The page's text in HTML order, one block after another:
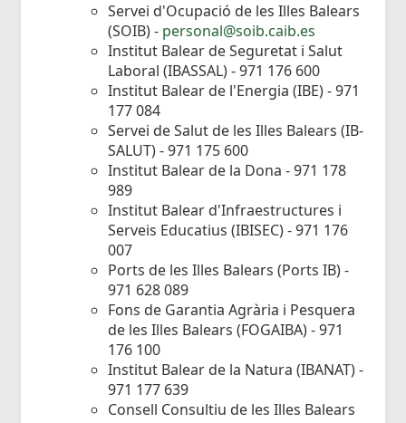
Servei d'Ocupació de les Illes Balears
(SOIB) - personal@soib.caib.es
Institut Balear de Seguretat i Salut
Laboral (IBASSAL) - 971 176 600
Institut Balear de l'Energia (IBE) - 971
177 084
Servei de Salut de les Illes Balears (IB-
SALUT) - 971 175 600
Institut Balear de la Dona - 971 178
989
Institut Balear d'Infraestructures i
Serveis Educatius (IBISEC) - 971 176
007
Ports de les Illes Balears (Ports IB) -
971 628 089
Fons de Garantia Agrària i Pesquera
de les Illes Balears (FOGAIBA) - 971
176 100
Institut Balear de la Natura (IBANAT) -
971 177 639
Consell Consultiu de les Illes Balears